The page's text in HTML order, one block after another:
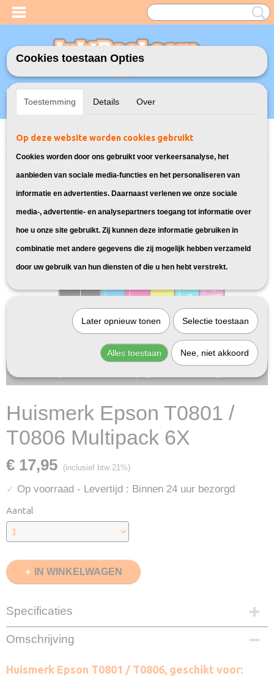
Inloggen Registreren
UW WINKELWAGEN
Home>Inktcartridges >Geschikt voor Epson>Huismerk Epson T0801 /
Huismerk Epson T0801 /
T0806 Multipack 6X
€ 17,95 (inclusief btw 21%)
✓ Op voorraad - Levertijd : Binnen 24 uur bezorgd
Aantal
IN WINKELWAGEN
Specificaties
EAN code
8720153530743
15ml
Omschrijving
Huismerk Epson T0801 / T0806, geschikt voor:
Cookies toestaan Opties
Toestemming Details Over
Op deze website worden cookies gebruikt
Cookies worden door ons gebruikt voor verkeersanalyse, het
aanbieden van sociale media-functies en het personaliseren van
informatie en advertenties. Daarnaast verlenen we onze sociale
media-, advertentie- en analysepartners toegang tot informatie over
hoe u onze site gebruikt. Zij kunnen deze informatie gebruiken in
combinatie met andere gegevens die zij mogelijk hebben verzameld
door uw gebruik van hun diensten of die u hen hebt verstrekt.
Later opnieuw tonen Selectie toestaan
Alles toestaan Nee, niet akkoord